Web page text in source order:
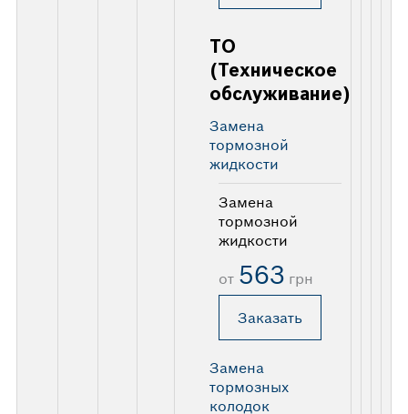
ТО
(Техническое
обслуживание)
Замена
тормозной
жидкости
Замена
тормозной
жидкости
от 563 грн
Заказать
Замена
тормозных
колодок